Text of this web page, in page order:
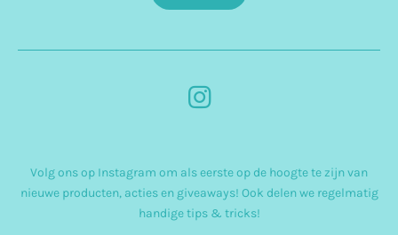
I
t
a
Volg ons op Instagram om als eerste op de hoogte te zijn van
nieuwe producten, acties en giveaways! Ook delen we regelmatig
handige tips & tricks!